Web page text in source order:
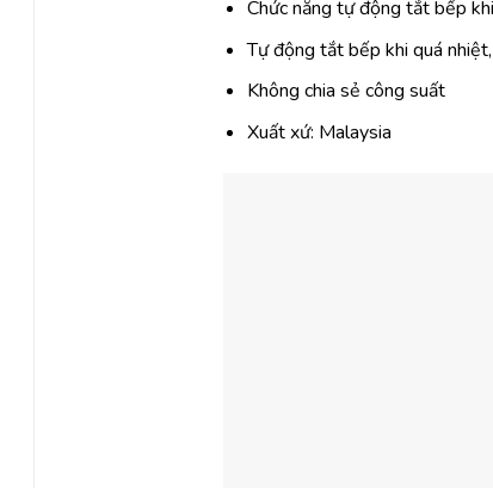
Chức năng tự động tắt bếp
Tự động tắt bếp khi quá
Không chia sẻ công suất
Xuất xứ: Malaysia